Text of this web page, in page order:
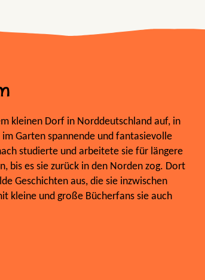
kleinen Dorf in Norddeutschland auf, in
im Garten spannende und fantasievolle
studierte und arbeitete sie für längere
bis es sie zurück in den Norden zog. Dort
Geschichten aus, die sie inzwischen
kleine und große Bücherfans sie auch